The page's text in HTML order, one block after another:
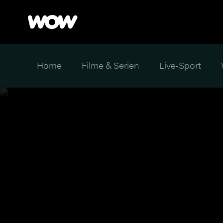
Home Filme & Serien Live-Sport